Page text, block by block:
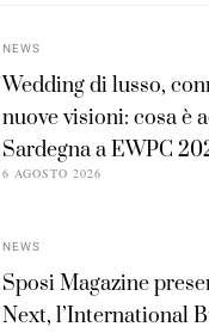
NEWS
Wedding di lusso,
nuove visioni: cosa è
Sardegna a EWPC
6 AGOSTO 2026
NEWS
Sposi Magazine
Next, l’International